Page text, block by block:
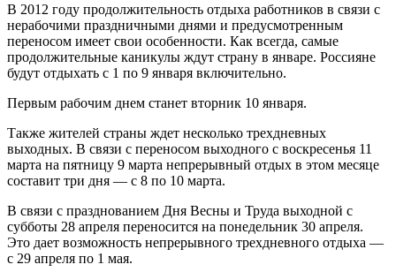
В 2012 году продолжительность отдыха работников в связи с
нерабочими праздничными днями и предусмотренным
переносом имеет свои особенности. Как всегда, самые
продолжительные каникулы ждут страну в январе. Россияне
будут отдыхать с 1 по 9 января включительно.
Первым рабочим днем станет вторник 10 января.
Также жителей страны ждет несколько трехдневных
выходных. В связи с переносом выходного с воскресенья 11
марта на пятницу 9 марта непрерывный отдых в этом месяце
составит три дня — с 8 по 10 марта.
В связи с празднованием Дня Весны и Труда выходной с
субботы 28 апреля переносится на понедельник 30 апреля.
Это дает возможность непрерывного трехдневного отдыха —
с 29 апреля по 1 мая.